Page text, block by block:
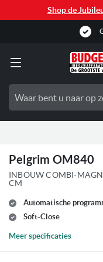
Shop de
Pelgrim OM840
INBOUW COMBI-
CM
Automatische
Soft-Close
Meer specificaties